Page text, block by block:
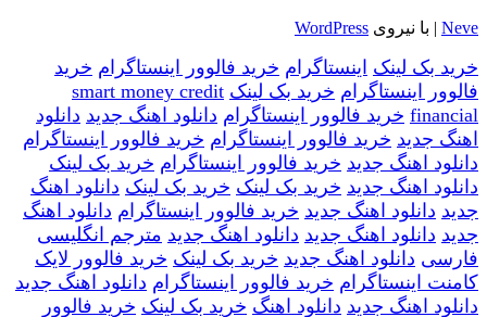
Neve | با نیروی WordPress
خرید بک لینک اینستاگرام خرید فالوور اینستاگرام خرید
فالوور اینستاگرام خرید بک لینک smart money credit
financial خرید فالوور اینستاگرام دانلود اهنگ جدید دانلود
اهنگ جدید خرید فالوور اینستاگرام خرید فالوور اینستاگرام
دانلود اهنگ جدید خرید فالوور اینستاگرام خرید بک لینک
دانلود اهنگ جدید خرید بک لینک خرید بک لینک دانلود اهنگ
جدید دانلود اهنگ جدید خرید فالوور اینستاگرام دانلود اهنگ
جدید دانلود اهنگ جدید دانلود اهنگ جدید مترجم انگلیسی
فارسی دانلود اهنگ جدید خرید بک لینک خرید فالوور لایک
کامنت اینستاگرام خرید فالوور اینستاگرام دانلود اهنگ جدید
دانلود اهنگ جدید دانلود اهنگ خرید بک لینک خرید فالوور